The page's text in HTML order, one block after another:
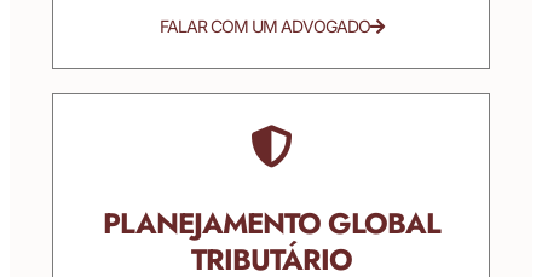
FALAR COM UM ADVOGADO
PLANEJAMENTO GLOBAL
TRIBUTÁRIO